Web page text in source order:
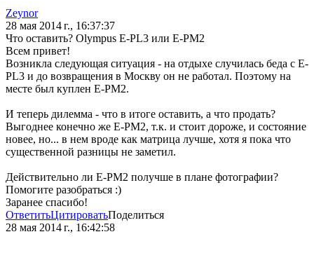
Zeynor
28 мая 2014 г., 16:37:37
Что оставить? Olympus E-PL3 или E-PM2
Всем привет!
Возникла следующая ситуация - на отдыхе случилась беда с E-
PL3 и до возвращения в Москву он не работал. Поэтому на
месте был куплен E-PM2.
И теперь дилемма - что в итоге оставить, а что продать?
Выгоднее конечно же E-PM2, т.к. и стоит дороже, и состояние
новее, но... в нем вроде как матрица лучше, хотя я пока что
существенной разницы не заметил.
Действительно ли E-PM2 получше в плане фотографии?
Помогите разобраться :)
Заранее спасибо!
ОтветитьЦитироватьПоделиться
28 мая 2014 г., 16:42:58